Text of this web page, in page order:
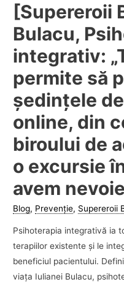
[Supereroii
Bulacu,
integrativ:
permite să
şedinţele
online, din
biroului de
o excursie
avem
Blog, Prevenție, Supereroii
Psihoterapia integrativă ia
terapiilor existente şi le
beneficiul pacientului.
viaţa Iulianei Bulacu,